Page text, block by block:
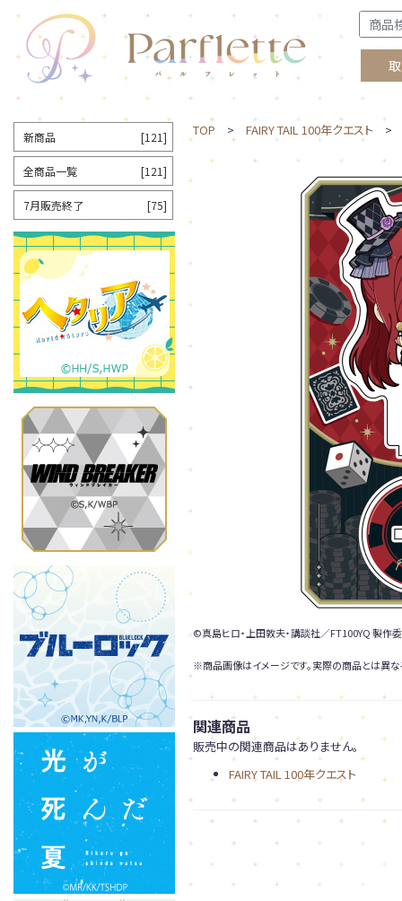
TOP > FAIRY TAIL 100年クエスト >
©真島ヒロ・上田敦夫・講談社／FT100YQ 製作
※商品画像はイメージです。実際の商品とは異な
関連商品
販売中の関連商品はありません。
FAIRY TAIL 100年クエスト
新商品 [121]
全商品一覧 [121]
7月販売終了 [75]